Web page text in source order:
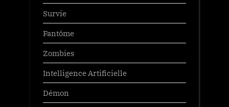
Survie
Fantôme
Zombies
Intelligence Artificielle
Démon